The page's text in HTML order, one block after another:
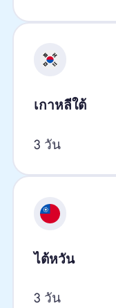
เกาหลีใต้
3 วัน
ไต้หวัน
3 วัน